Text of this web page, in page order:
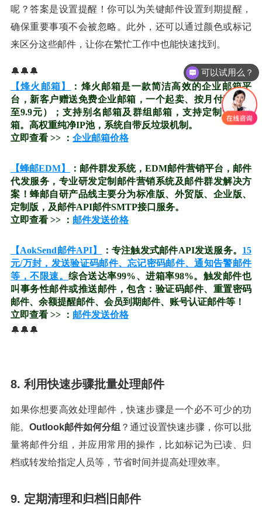
呢？答案是设置提醒！你可以为关键邮件设置到期提醒，
确保重要事项不会被忽略。此外，还可以通过颜色或标记
来区分这些邮件，让你在繁忙工作中也能快速找到。
🔔🔔🔔
【烽火邮箱】
：烽火邮箱是一款简洁高效的企业邮箱平
台，新客户赠送免费企业邮箱，一个起卖、按月付费（低
至9.9元）；支持别名邮箱及群组邮箱，支持定制无限邮
箱。高权重纯净IP池，系统自带反垃圾机制。
立即查看 >> ： 企业邮箱价格
【蜂邮EDM】
：邮件群发系统，EDM邮件营销平台，邮件
代发服务，专业研发定制邮件营销系统及邮件群发解决方
案！蜂邮自研产品线主要分为标准版、外贸版、企业版、
定制版，及邮件API邮件SMTP接口服务。
立即查看 >> ： 邮件发送价格
【AokSend邮件API】 ：专注触发式邮件API发送服务。 15
元/万封，发送验证码邮件、忘记密码邮件、通知告警邮件
等，不限速。综合送达率99%、进箱率98%。触发邮件也
叫事务性邮件或推送邮件，包含：验证码邮件、重置密码
邮件、余额提醒邮件、会员到期邮件、账号认证邮件等！
立即查看 >> ： 邮件发送价格
🔔🔔🔔
8. 利用快速步骤批量处理邮件
如果你想要高效处理邮件，快速步骤是一个必不可少的功
能。 Outlook邮件如何分组 ？通过设置快速步骤，你可以批
量将邮件分组，并应用常用的操作，比如标记为已读、归
档或转发给指定人员等，节省时间并提高处理效率。
9. 定期清理和归档旧邮件
可以试用么？